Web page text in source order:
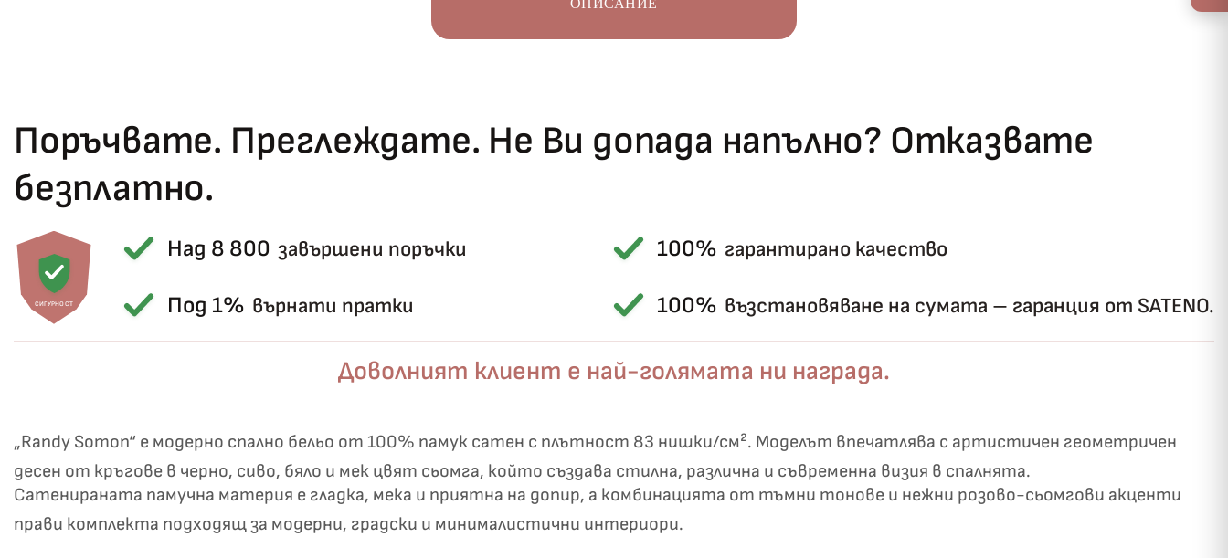
Поръчвате. Преглеждате. Не Ви допада напълно? Отказвате
безплатно.
СИГУРНОСТ
Над 8 800 завършени поръчки
Под 1% върнати пратки
100% гарантирано качество
100% възстановяване на сумата – гаранция от SATENO.
Доволният клиент е най-голямата ни награда.
„Randy Somon“ е модерно спално бельо от 100% памук сатен с плътност 83 нишки/см². Моделът впечатлява с артистичен геометричен
десен от кръгове в черно, сиво, бяло и мек цвят сьомга, който създава стилна, различна и съвременна визия в спалнята.
Сатенираната памучна материя е гладка, мека и приятна на допир, а комбинацията от тъмни тонове и нежни розово-сьомгови акценти
прави комплекта подходящ за модерни, градски и минималистични интериори.
Късметът избра Вас!
✦
✦
Хавлиени кърпи – Комплект 2 части – 100% памук
19,00 €0 €